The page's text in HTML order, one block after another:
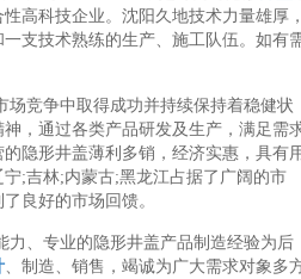
高科技企业。沈阳久地技术力量雄厚
支技术熟练的生产、施工队伍。如有
场竞争中取得成功并持续保持着稳健状
，通过各类产品研发及生产，满足需
隐形井盖薄利多销，经济实惠，具有
;吉林;内蒙古;黑龙江占据了广阔的市
良好的市场回馈。
力、专业的隐形井盖产品制造经验为后
、制造、销售，竭诚为广大需求对象多